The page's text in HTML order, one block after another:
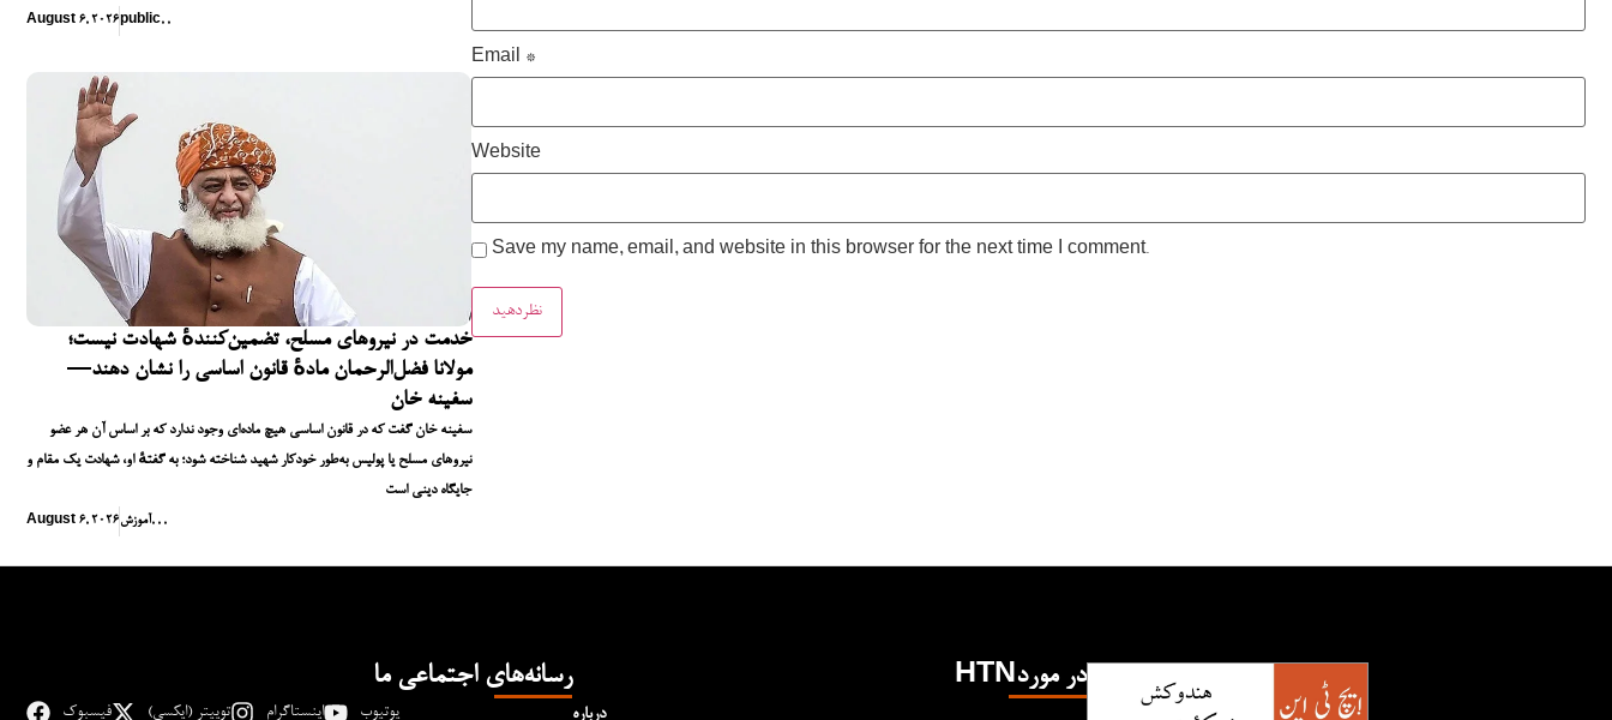
August 6, 2026 public, ,
خدمت در نیروهای مسلح، تضمین‌کنندهٔ شهادت نیست؛
مولانا فضل‌الرحمان مادهٔ قانون اساسی را نشان دهند—
سفینه خان
سفینه خان گفت که در قانون اساسی هیچ ماده‌ای وجود ندارد که بر اساس آن هر عضو
نیروهای مسلح یا پولیس به‌طور خودکار شهید شناخته شود؛ به گفتهٔ او، شهادت یک مقام و
جایگاه دینی است
August 6, 2026آموزش, , ,
Email *
Website
Save my name, email, and website in this browser for the next time I comment.
رسانه‌های اجتماعی ما
فیسبوک توییتر (ایکسی) اینستاگرام یوتیوب
HTNدر مورد
درباره